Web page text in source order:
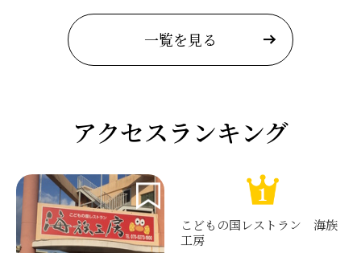
一覧を見る
アクセスランキング
こどもの国レストラン 海族
工房